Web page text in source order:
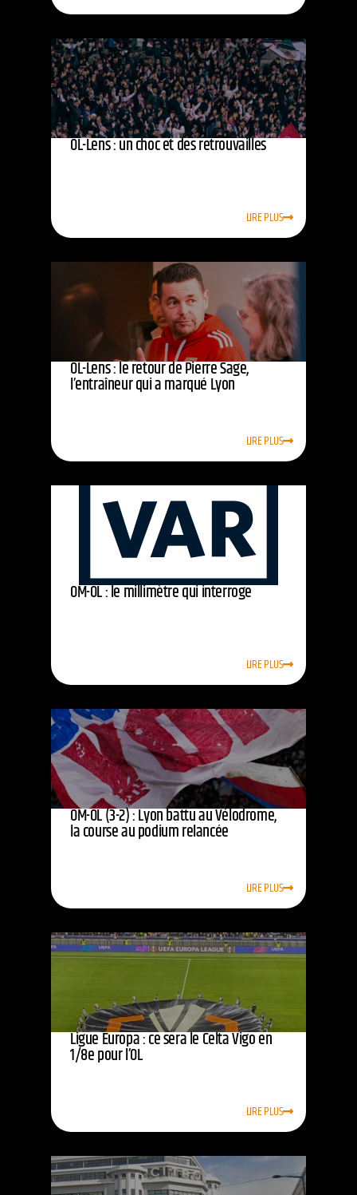
OL-Lens : un choc et des retrouvailles
LIRE PLUS
OL-Lens : le retour de Pierre Sage,
l’entraîneur qui a marqué Lyon
LIRE PLUS
OM-OL : le millimètre qui interroge
LIRE PLUS
OM-OL (3-2) : Lyon battu au Vélodrome,
la course au podium relancée
LIRE PLUS
Ligue Europa : ce sera le Celta Vigo en
1/8e pour l’OL
LIRE PLUS